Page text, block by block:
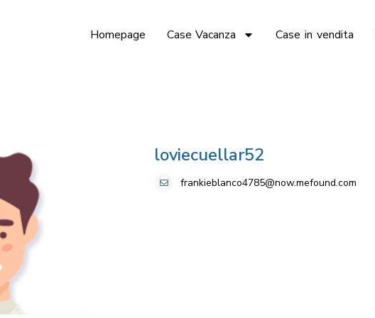
Homepage Case Vacanza Case in vendita
loviecuellar52
frankieblanco4785@now.mefound.com